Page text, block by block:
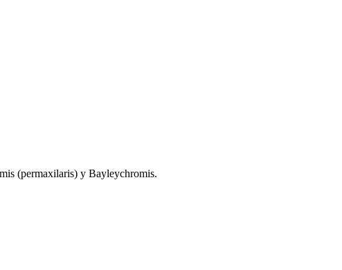
(permaxilaris) y Bayleychromis.